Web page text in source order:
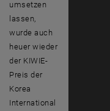
umsetzen
lassen,
wurde auch
heuer wieder
der KIWIE-
Preis der
Korea
International